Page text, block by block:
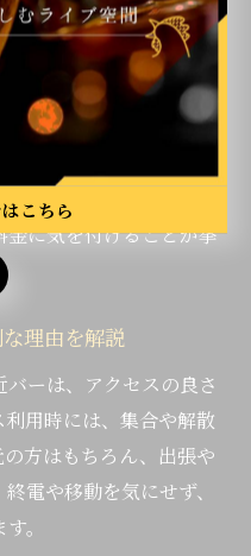
自分や参加者の好みに合
の高い時間を過ごせま
楽しめた」「時間いっぱ
声も多く、コスパの良
。注意点としては、飲
に気を付けることが挙
理由を解説
ーは、アクセスの良さ
用時には、集合や解散
方はもちろん、出張や
電や移動を気にせず、
。
こちら